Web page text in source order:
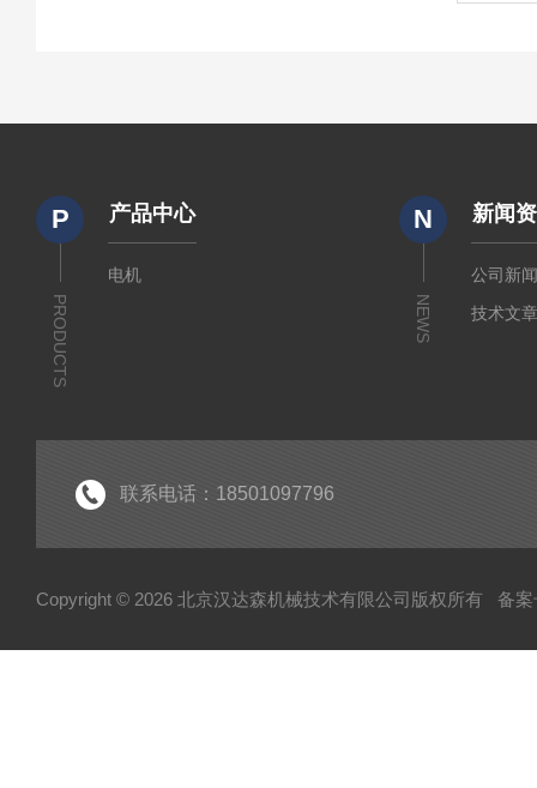
P
PRODUCTS
产品中心
电机
N
NEWS
新闻
公司新
技术文
联系电话：18501097796
Copyright © 2026 北京汉达森机械技术有限公司版权所有 备案